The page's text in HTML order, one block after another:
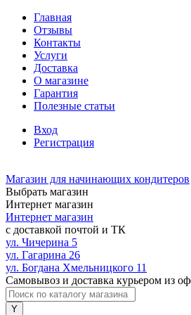
Главная
Отзывы
Контакты
Услуги
Доставка
О магазине
Гарантия
Полезные статьи
Вход
Регистрация
Магазин для начинающих кондитеров
Выбрать магазин
Интернет магазин
Интернет магазин
с доставкой почтой и ТК
ул. Чичерина 5
ул. Гагарина 26
ул. Богдана Хмельницкого 11
Самовывоз и доставка курьером из